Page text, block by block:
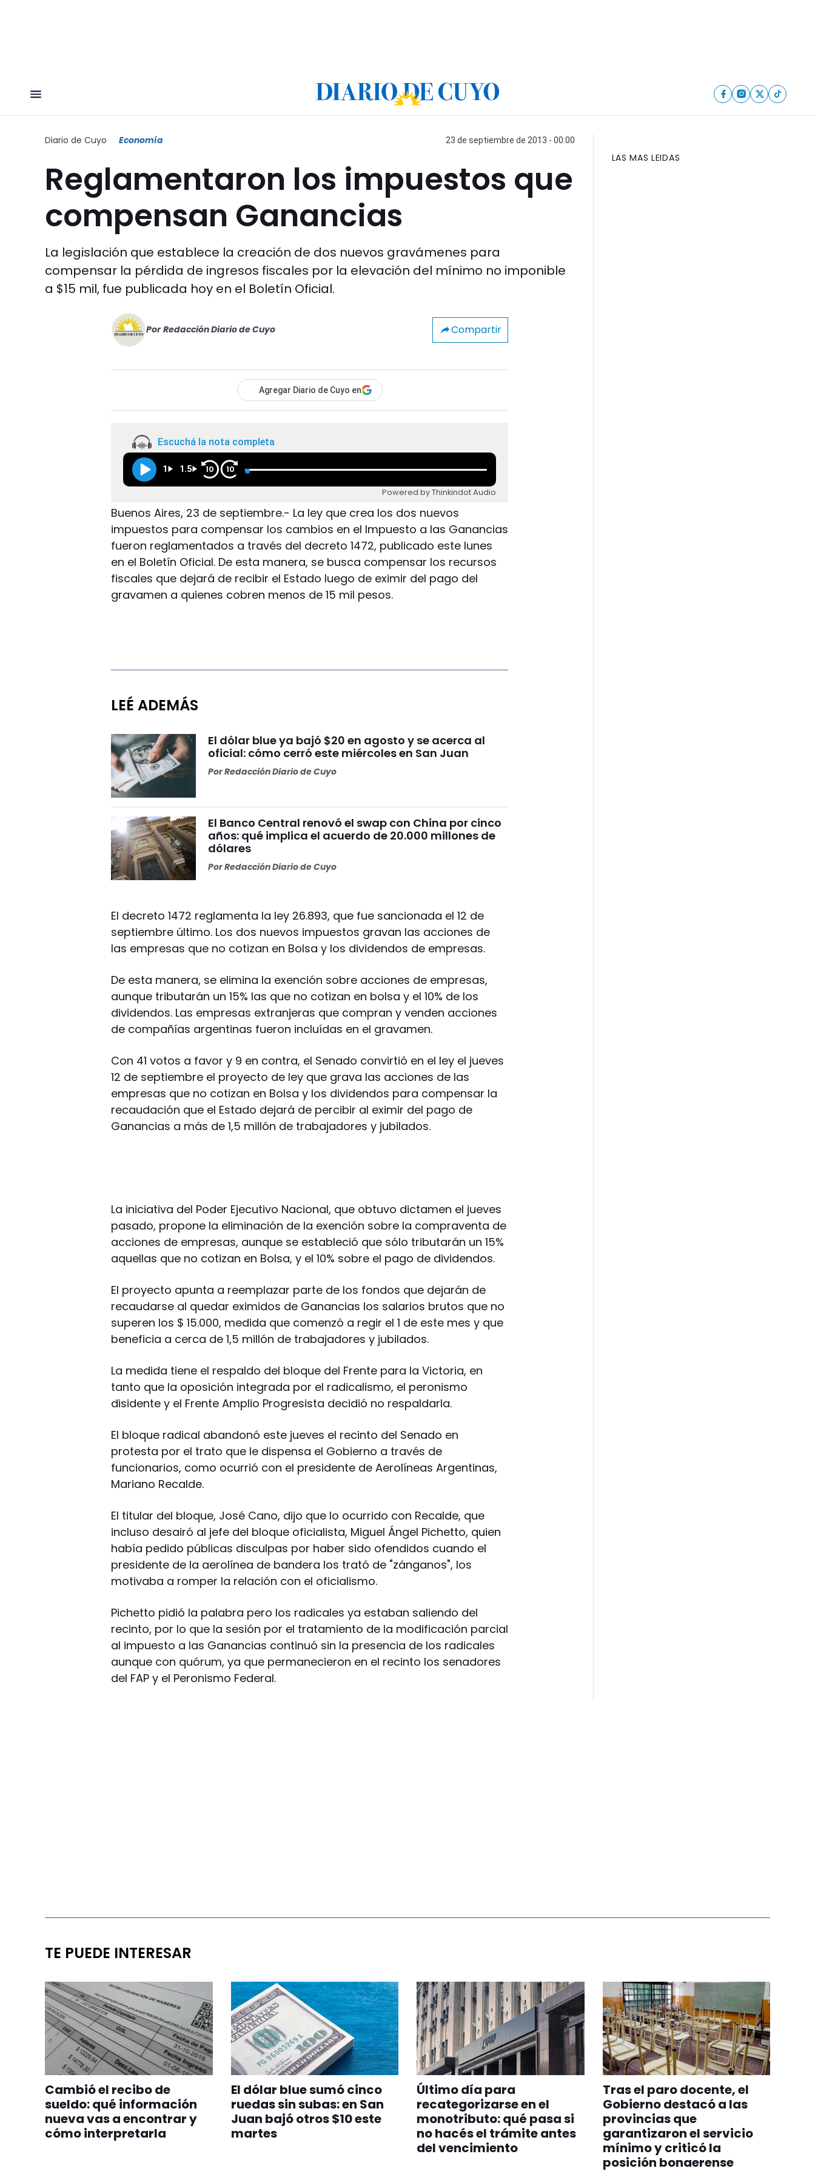
Diario de Cuyo Economía 23 de septiembre de 2013 - 00:00
Reglamentaron los impuestos que
compensan Ganancias
La legislación que establece la creación de dos nuevos gravámenes para
compensar la pérdida de ingresos fiscales por la elevación del mínimo no imponible
a $15 mil, fue publicada hoy en el Boletín Oficial.
Por Redacción Diario de Cuyo Compartir
Agregar Diario de Cuyo en
Escuchá la nota completa
1 1.5 10 10
Powered by Thinkindot Audio
Buenos Aires, 23 de septiembre.- La ley que crea los dos nuevos
impuestos para compensar los cambios en el Impuesto a las Ganancias
fueron reglamentados a través del decreto 1472, publicado este lunes
en el Boletín Oficial. De esta manera, se busca compensar los recursos
fiscales que dejará de recibir el Estado luego de eximir del pago del
gravamen a quienes cobren menos de 15 mil pesos.
LEÉ ADEMÁS
El dólar blue ya bajó $20 en agosto y se acerca al
oficial: cómo cerró este miércoles en San Juan
PorRedacción Diario de Cuyo
El Banco Central renovó el swap con China por cinco
años: qué implica el acuerdo de 20.000 millones de
dólares
PorRedacción Diario de Cuyo
El decreto 1472 reglamenta la ley 26.893, que fue sancionada el 12 de
septiembre último. Los dos nuevos impuestos gravan las acciones de
las empresas que no cotizan en Bolsa y los dividendos de empresas.
De esta manera, se elimina la exención sobre acciones de empresas,
aunque tributarán un 15% las que no cotizan en bolsa y el 10% de los
dividendos. Las empresas extranjeras que compran y venden acciones
de compañías argentinas fueron incluídas en el gravamen.
Con 41 votos a favor y 9 en contra, el Senado convirtió en el ley el jueves
12 de septiembre el proyecto de ley que grava las acciones de las
empresas que no cotizan en Bolsa y los dividendos para compensar la
recaudación que el Estado dejará de percibir al eximir del pago de
Ganancias a más de 1,5 millón de trabajadores y jubilados.
La iniciativa del Poder Ejecutivo Nacional, que obtuvo dictamen el jueves
pasado, propone la eliminación de la exención sobre la compraventa de
acciones de empresas, aunque se estableció que sólo tributarán un 15%
aquellas que no cotizan en Bolsa, y el 10% sobre el pago de dividendos.
El proyecto apunta a reemplazar parte de los fondos que dejarán de
recaudarse al quedar eximidos de Ganancias los salarios brutos que no
superen los $ 15.000, medida que comenzó a regir el 1 de este mes y que
beneficia a cerca de 1,5 millón de trabajadores y jubilados.
La medida tiene el respaldo del bloque del Frente para la Victoria, en
tanto que la oposición integrada por el radicalismo, el peronismo
disidente y el Frente Amplio Progresista decidió no respaldarla.
El bloque radical abandonó este jueves el recinto del Senado en
protesta por el trato que le dispensa el Gobierno a través de
funcionarios, como ocurrió con el presidente de Aerolíneas Argentinas,
Mariano Recalde.
El titular del bloque, José Cano, dijo que lo ocurrido con Recalde, que
incluso desairó al jefe del bloque oficialista, Miguel Ángel Pichetto, quien
había pedido públicas disculpas por haber sido ofendidos cuando el
presidente de la aerolínea de bandera los trató de "zánganos", los
motivaba a romper la relación con el oficialismo.
Pichetto pidió la palabra pero los radicales ya estaban saliendo del
recinto, por lo que la sesión por el tratamiento de la modificación parcial
al impuesto a las Ganancias continuó sin la presencia de los radicales
aunque con quórum, ya que permanecieron en el recinto los senadores
del FAP y el Peronismo Federal.
LAS MAS LEIDAS
TE PUEDE INTERESAR
Cambió el recibo de
sueldo: qué información
nueva vas a encontrar y
cómo interpretarla
El dólar blue sumó cinco
ruedas sin subas: en San
Juan bajó otros $10 este
martes
Último día para
recategorizarse en el
monotributo: qué pasa si
no hacés el trámite antes
del vencimiento
Tras el paro docente, el
Gobierno destacó a las
provincias que
garantizaron el servicio
mínimo y criticó la
posición bonaerense